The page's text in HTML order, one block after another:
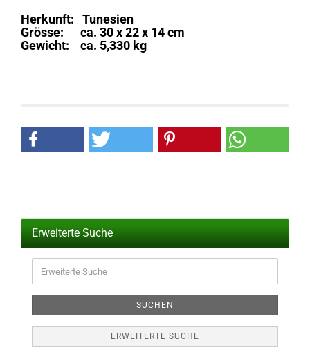
Herkunft: Tunesien
Grösse: ca. 30 x 22 x 14 cm
Gewicht: ca. 5,330 kg
Erweiterte Suche
Suche
SUCHEN
ERWEITERTE SUCHE